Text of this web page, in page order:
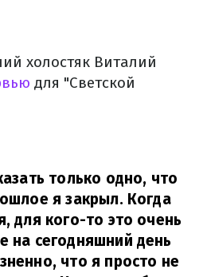
холостяк Виталий
для "Светской
только одно, что
я закрыл. Когда
для кого-то это очень
на сегодняшний день
что я просто не